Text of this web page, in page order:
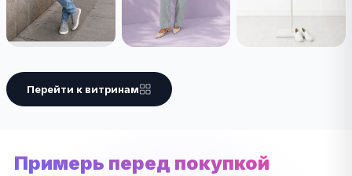
Перейти к витринам
Примерь перед покупкой